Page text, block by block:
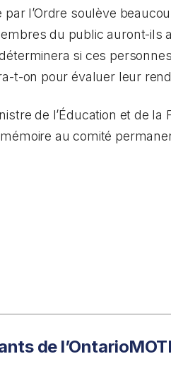
l’Ordre soulève
du public auront-ils
si ces
t-on pour évaluer leur
de l’Éducation et de la
au comité
de